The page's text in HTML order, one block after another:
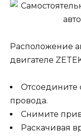
Расположение
двигателе
Отсоедините
провода.
Снимите
Раскачивая